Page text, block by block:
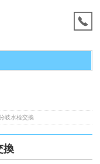
岐水栓交換
換